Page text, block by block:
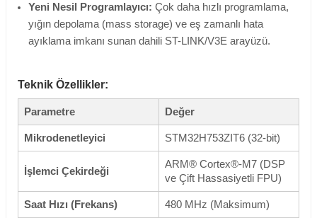
Yeni Nesil Programlayıcı: Çok daha hızlı programlama,
yığın depolama (mass storage) ve eş zamanlı hata
ayıklama imkanı sunan dahili ST-LINK/V3E arayüzü.
Teknik Özellikler:
Parametre Değer
Mikrodenetleyici STM32H753ZIT6 (32-bit)
İşlemci Çekirdeği
ARM® Cortex®-M7 (DSP
ve Çift Hassasiyetli FPU)
Saat Hızı (Frekans) 480 MHz (Maksimum)